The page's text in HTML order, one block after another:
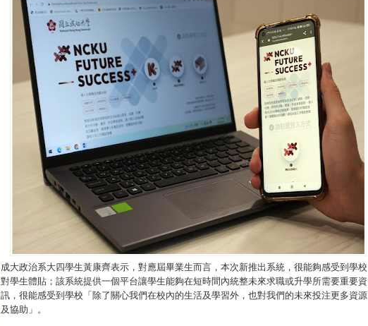
成大政治系大四學生黃康齊表示，對應屆畢業生而言，本次新推出系統，很能夠感受到學校
對學生體貼；該系統提供一個平台讓學生能夠在短時間內統整未來求職或升學所需要重要資
訊，很能感受到學校「除了關心我們在校內的生活及學習外，也對我們的未來投注更多資源
及協助」。